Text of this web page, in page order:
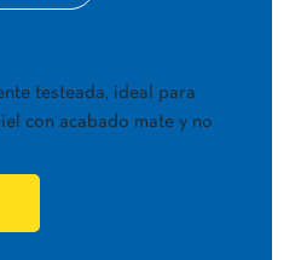
testeada, ideal para
con acabado mate y no